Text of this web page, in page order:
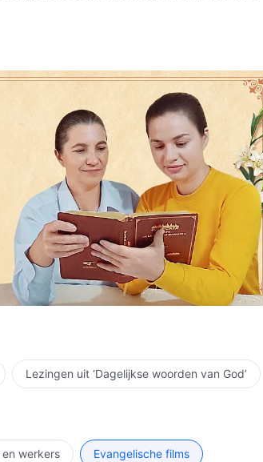
en zijn collega’s en de predikers van
Lezingen uit ‘Dagelijkse woorden van God’
werkers Evangelische films